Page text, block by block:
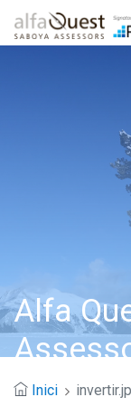
Alfa
Inici